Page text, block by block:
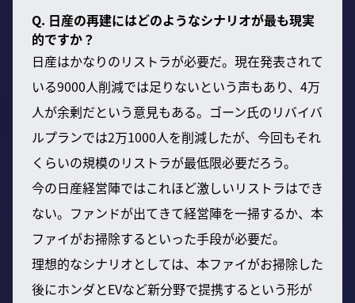
Q. 日産の再建にはどのようなシナリオが最も現実
的ですか？
日産はかなりのリストラが必要だ。現在発表されて
いる9000人削減では足りないという声もあり、4万
人が余剰だという意見もある。ゴーン氏のリバイバ
ルプランでは2万1000人を削減したが、今回もそれ
くらいの規模のリストラが最低限必要だろう。
今の日産経営陣ではこれほど激しいリストラはでき
ない。ファンドが出てきて経営陣を一掃するか、本
ファイがお掃除するといった手段が必要だ。
理想的なシナリオとしては、本ファイがお掃除した
後にホンダとEVなど新分野で提携するという形が